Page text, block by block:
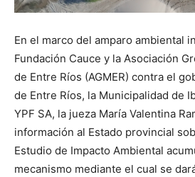
En el marco del amparo ambiental
Fundación Cauce y la Asociación
de Entre Ríos (AGMER) contra el
de Entre Ríos, la Municipalidad de
YPF SA, la jueza María Valentina
información al Estado provincial
Estudio de Impacto Ambiental
mecanismo mediante el cual se